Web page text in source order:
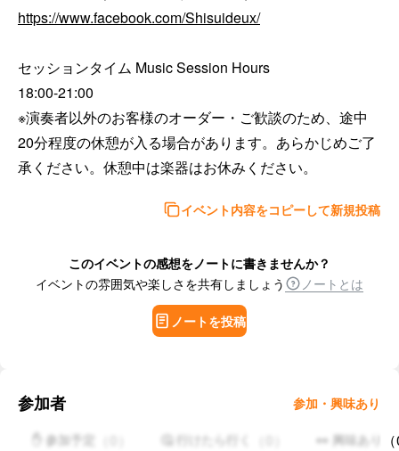
https://www.facebook.com/Shisuideux/
セッションタイム Music Session Hours
18:00-21:00
※演奏者以外のお客様のオーダー・ご歓談のため、途中
20分程度の休憩が入る場合があります。あらかじめご了
承ください。休憩中は楽器はお休みください。
イベント内容をコピーして新規投稿
このイベントの感想をノートに書きませんか？
イベントの雰囲気や楽しさを共有しましょう
ノートとは
ノートを投稿
参加者 参加・興味あり
✋ 参加予定 🤔 行けたら行く 👀 興味あり （